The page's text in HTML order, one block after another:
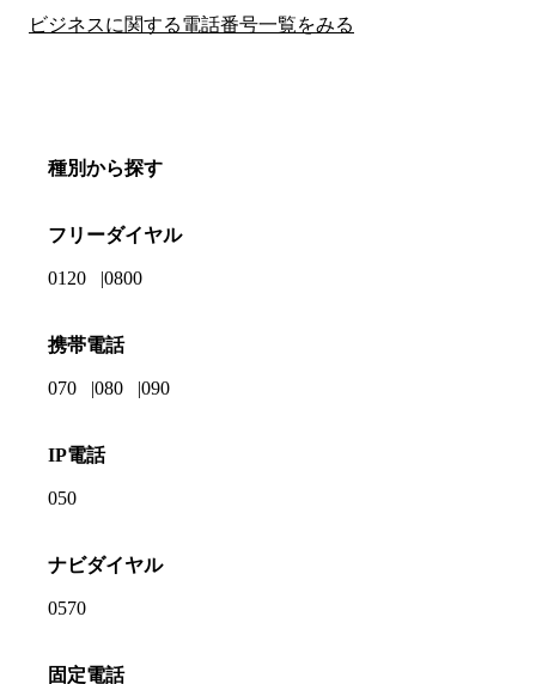
ビジネスに関する電話番号一覧をみる
種別から探す
フリーダイヤル
0120 0800
携帯電話
070 080 090
IP電話
050
ナビダイヤル
0570
固定電話